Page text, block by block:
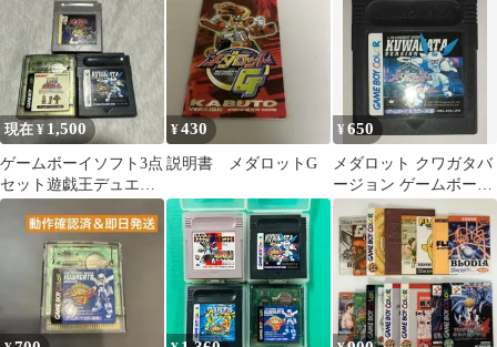
現在 ¥ 1,500
ゲームボーイソフト3点
セット遊戯王デュエル
モンスターズDX人生ゲ
ームメダロット2
¥430
説明書 メダロットG
¥650
メダロット クワガタバ
ージョン ゲームボーイ
ソフト